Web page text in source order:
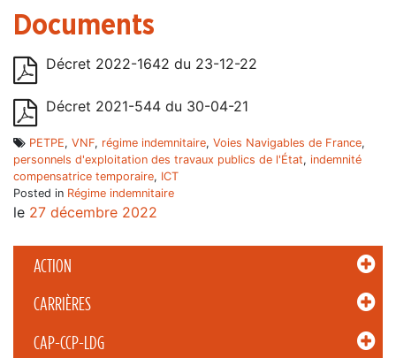
ACTION
CARRIÈRES
CAP-CCP-LDG
Documents
Décret 2022-1642 du 23-12-22
Décret 2021-544 du 30-04-21
PETPE, VNF, régime indemnitaire, Voies Navigables de France,
personnels d'exploitation des travaux publics de l'État, indemnité
compensatrice temporaire, ICT
Posted in Régime indemnitaire
le 27 décembre 2022